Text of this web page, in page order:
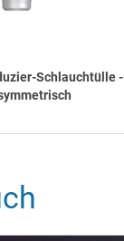
Schlauchtülle -